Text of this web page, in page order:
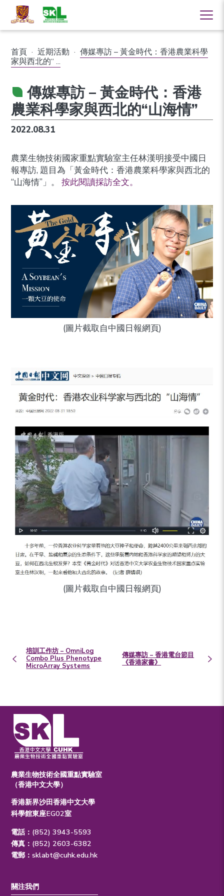
首頁 · 近期活動 · 傳媒專訪 – 黃金時代：香港農業科學
家與西北的“ ...
傳媒專訪 – 黃金時代：香港
農業科學家與西北的“山海情”
2022.08.31
農業生物技術國家重點實驗室主任林漢明接受中國日
報專訪, 題目為「黃金時代：香港農業科學家與西北的
“山海情”」。按此閱讀採訪全文。
(圖片截取自中國日報網頁)
(圖片截取自中國日報網頁)
培訓工作坊 – OmniLog
Combo Plus Phenotype
MicroArray Systems
傳媒專訪 – 香港電台節目
《香港家書》
農業生物技術全國重點實驗室
（香港中文大學）
香港新界沙田香港中文大學
科學館東座EG02室
電話：(852) 3943-5593
傳真：(852) 2603-6382
電郵：sklabt@cuhk.edu.hk
關注我們